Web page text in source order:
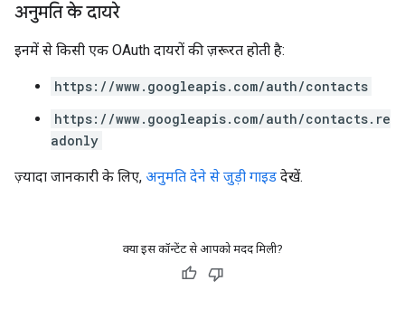
अनुमति के दायरे
इनमें से किसी एक OAuth दायरों की ज़रूरत होती है:
https://www.googleapis.com/auth/contacts
https://www.googleapis.com/auth/contacts.re
adonly
ज़्यादा जानकारी के लिए, अनुमति देने से जुड़ी गाइड देखें.
क्या इस कॉन्टेंट से आपको मदद मिली?